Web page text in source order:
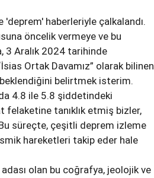
'deprem' haberleriyle çalkalandı.
öncelik vermeye ve bu
3 Aralık 2024 tarihinde
Ortak Davamız” olarak bilinen
belirtmek isterim.
4.8 ile 5.8 şiddetindeki
felaketine tanıklık etmiş bizler,
süreçte, çeşitli deprem izleme
hareketleri takip eder hale
adası olan bu coğrafya, jeolojik ve